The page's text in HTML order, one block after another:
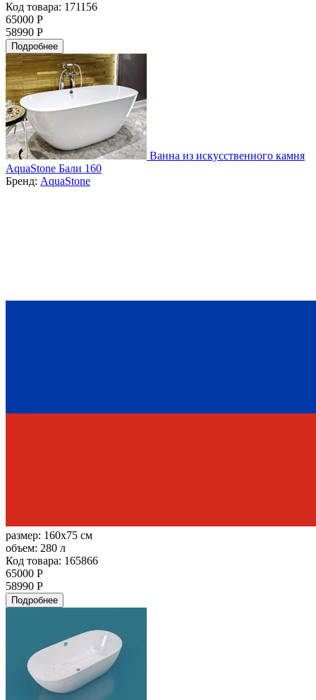
Код товара: 171156
65000 Р
58990 Р
Подробнее
Ванна из искусственного камня
AquaStone Бали 160
Бренд: AquaStone
размер: 160x75 см
объем: 280 л
Код товара: 165866
65000 Р
58990 Р
Подробнее